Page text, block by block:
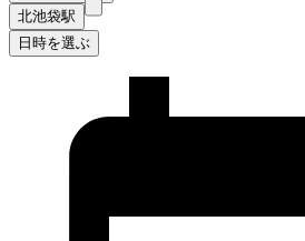
北池袋駅
日時を選ぶ